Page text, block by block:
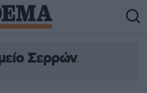
Σερρών